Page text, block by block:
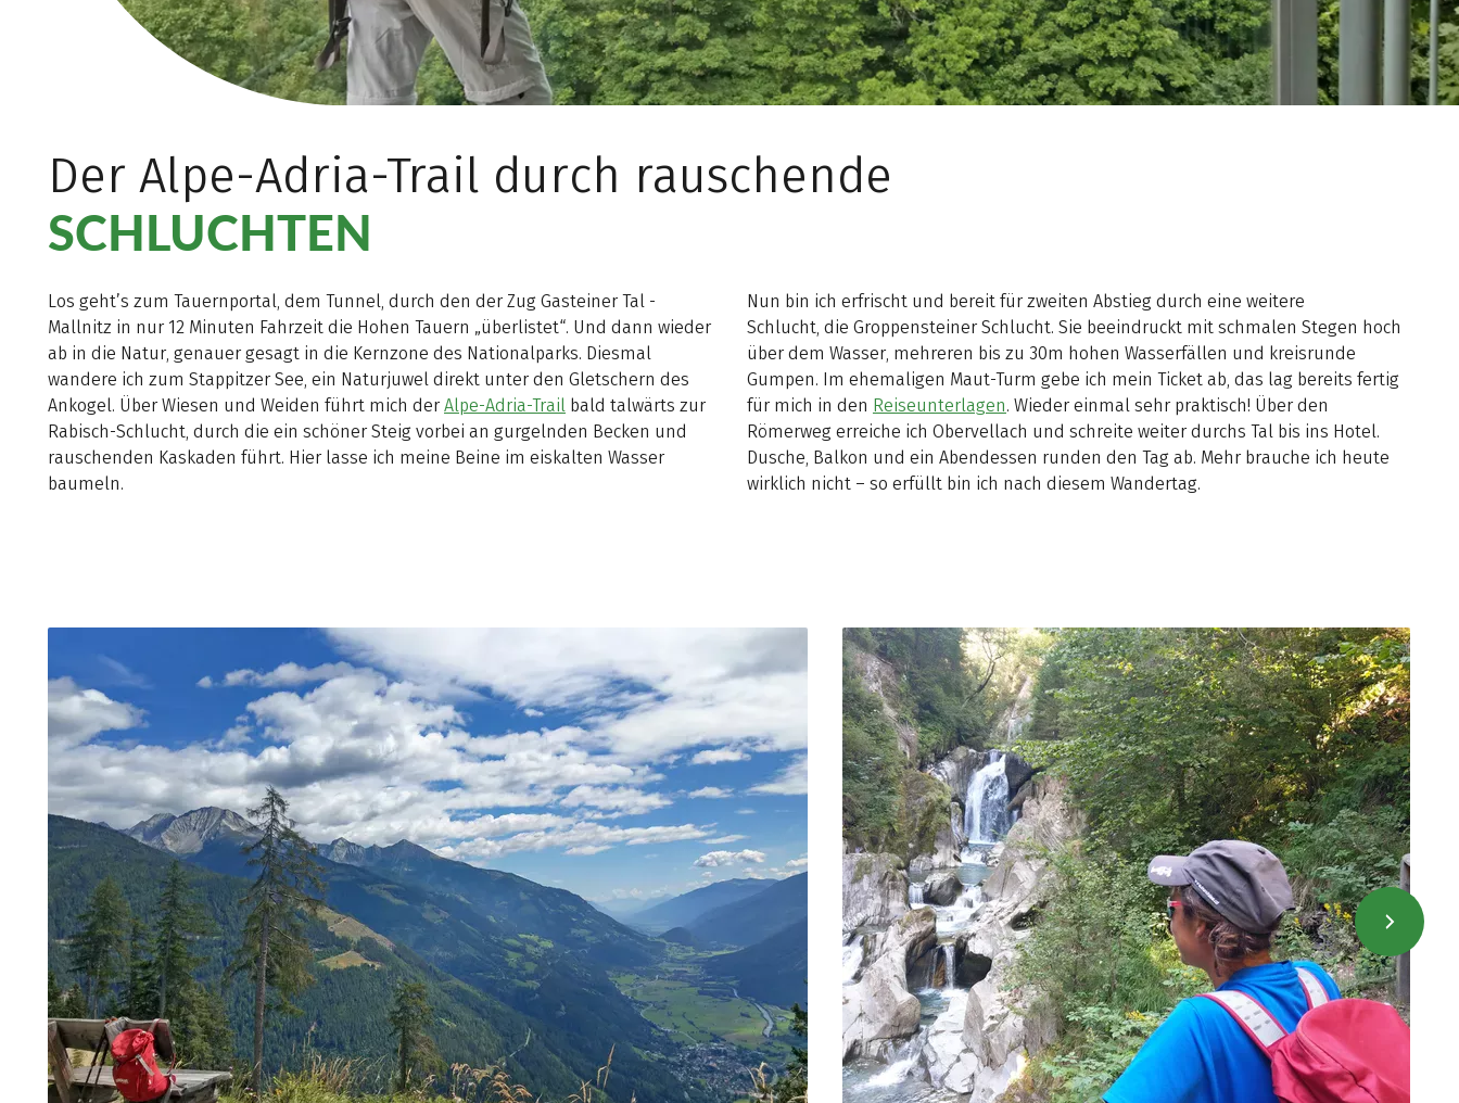
Der Alpe-Adria-Trail durch rauschende
SCHLUCHTEN
Los geht’s zum Tauernportal, dem Tunnel, durch den der Zug Gasteiner Tal -
Mallnitz in nur 12 Minuten Fahrzeit die Hohen Tauern „überlistet“. Und dann wieder
ab in die Natur, genauer gesagt in die Kernzone des Nationalparks. Diesmal
wandere ich zum Stappitzer See, ein Naturjuwel direkt unter den Gletschern des
Ankogel. Über Wiesen und Weiden führt mich der Alpe-Adria-Trail bald talwärts zur
Rabisch-Schlucht, durch die ein schöner Steig vorbei an gurgelnden Becken und
rauschenden Kaskaden führt. Hier lasse ich meine Beine im eiskalten Wasser
baumeln.
Nun bin ich erfrischt und bereit für zweiten Abstieg durch eine weitere
Schlucht, die Groppensteiner Schlucht. Sie beeindruckt mit schmalen Stegen hoch
über dem Wasser, mehreren bis zu 30m hohen Wasserfällen und kreisrunde
Gumpen. Im ehemaligen Maut-Turm gebe ich mein Ticket ab, das lag bereits fertig
für mich in den Reiseunterlagen. Wieder einmal sehr praktisch! Über den
Römerweg erreiche ich Obervellach und schreite weiter durchs Tal bis ins Hotel.
Dusche, Balkon und ein Abendessen runden den Tag ab. Mehr brauche ich heute
wirklich nicht – so erfüllt bin ich nach diesem Wandertag.